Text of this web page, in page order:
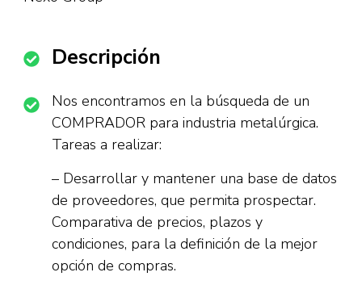
Descripción
Nos encontramos en la búsqueda de un
COMPRADOR para industria metalúrgica.
Tareas a realizar:
– Desarrollar y mantener una base de datos
de proveedores, que permita prospectar.
Comparativa de precios, plazos y
condiciones, para la definición de la mejor
opción de compras.